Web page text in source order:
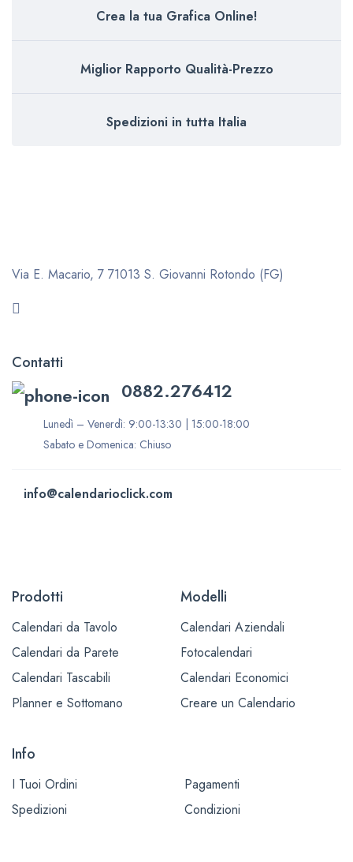
Crea la tua Grafica Online!
Miglior Rapporto Qualità-Prezzo
Spedizioni in tutta Italia
Via E. Macario, 7 71013 S. Giovanni Rotondo (FG)
Contatti
0882.276412
Lunedì – Venerdì: 9:00-13:30 | 15:00-18:00
Sabato e Domenica: Chiuso
info@calendarioclick.com
Prodotti
Calendari da Tavolo
Calendari da Parete
Calendari Tascabili
Planner e Sottomano
Modelli
Calendari Aziendali
Fotocalendari
Calendari Economici
Creare un Calendario
Info
I Tuoi Ordini
Pagamenti
Spedizioni
Condizioni